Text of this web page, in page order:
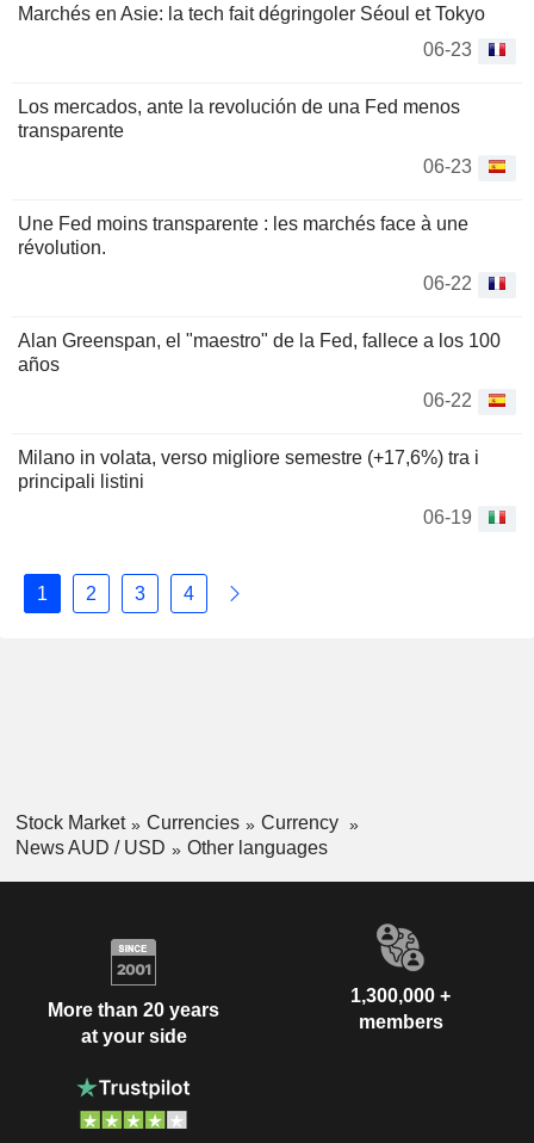
Marchés en Asie: la tech fait dégringoler Séoul et Tokyo
06-23
Los mercados, ante la revolución de una Fed menos
transparente
06-23
Une Fed moins transparente : les marchés face à une
révolution.
06-22
Alan Greenspan, el "maestro" de la Fed, fallece a los 100
años
06-22
Milano in volata, verso migliore semestre (+17,6%) tra i
principali listini
06-19
1 2 3 4
Stock Market Currencies
Currency
News AUD / USD
Other languages
More than 20 years
at your side
1,300,000 +
members